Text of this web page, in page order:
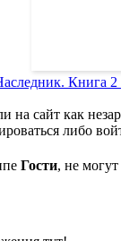
Книга
сайт как
либо
Гости, не